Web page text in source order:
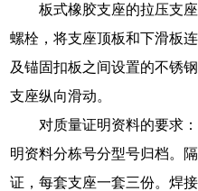
板式橡胶支座的拉压支
螺栓，将支座顶板和下滑板
及锚固扣板之间设置的不锈
支座纵向滑动。
对质量证明资料的要求
明资料分栋号分型号归档。
证，每套支座一套三份。焊